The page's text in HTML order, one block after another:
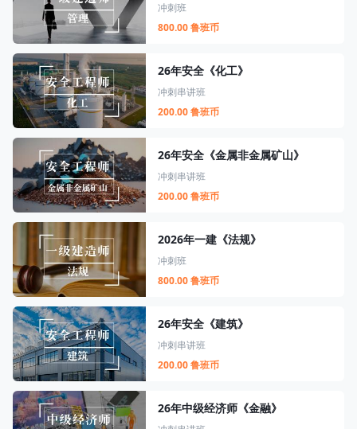
冲刺班
800.00 鲁班币
26年安全《化工》
冲刺串讲班
200.00 鲁班币
26年安全《金属非金属矿山》
冲刺串讲班
200.00 鲁班币
2026年一建《法规》
冲刺班
800.00 鲁班币
26年安全《建筑》
冲刺串讲班
200.00 鲁班币
26年中级经济师《金融》